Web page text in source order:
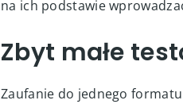
Prowadzenie kampanii bez
optymalizacji kampanii. Aby